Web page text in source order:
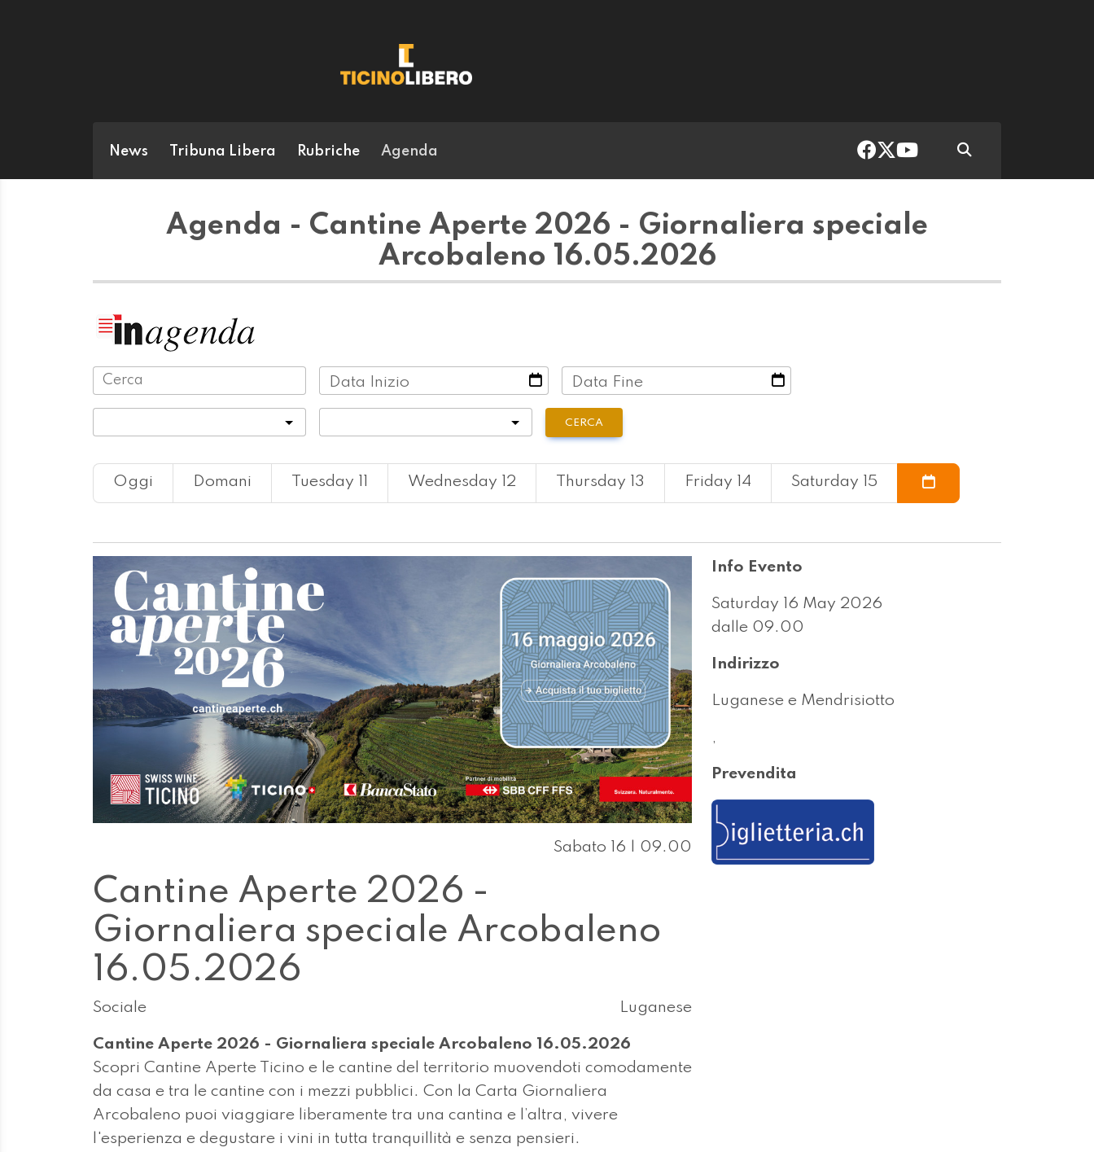
News Tribuna Libera Rubriche Agenda
Agenda - Cantine Aperte 2026 - Giornaliera speciale
Arcobaleno 16.05.2026
Data Inizio Data Fine
CERCA
Oggi Domani Tuesday 11 Wednesday 12 Thursday 13 Friday 14 Saturday 15
Sabato 16 | 09.00
Cantine Aperte 2026 -
Giornaliera speciale Arcobaleno
16.05.2026
Sociale Luganese
Cantine Aperte 2026 - Giornaliera speciale Arcobaleno 16.05.2026
Scopri Cantine Aperte Ticino e le cantine del territorio muovendoti comodamente
da casa e tra le cantine con i mezzi pubblici. Con la Carta Giornaliera
Arcobaleno puoi viaggiare liberamente tra una cantina e l’altra, vivere
l'esperienza e degustare i vini in tutta tranquillità e senza pensieri.
Info Evento
Saturday 16 May 2026
dalle 09.00
Indirizzo
Luganese e Mendrisiotto
,
Prevendita